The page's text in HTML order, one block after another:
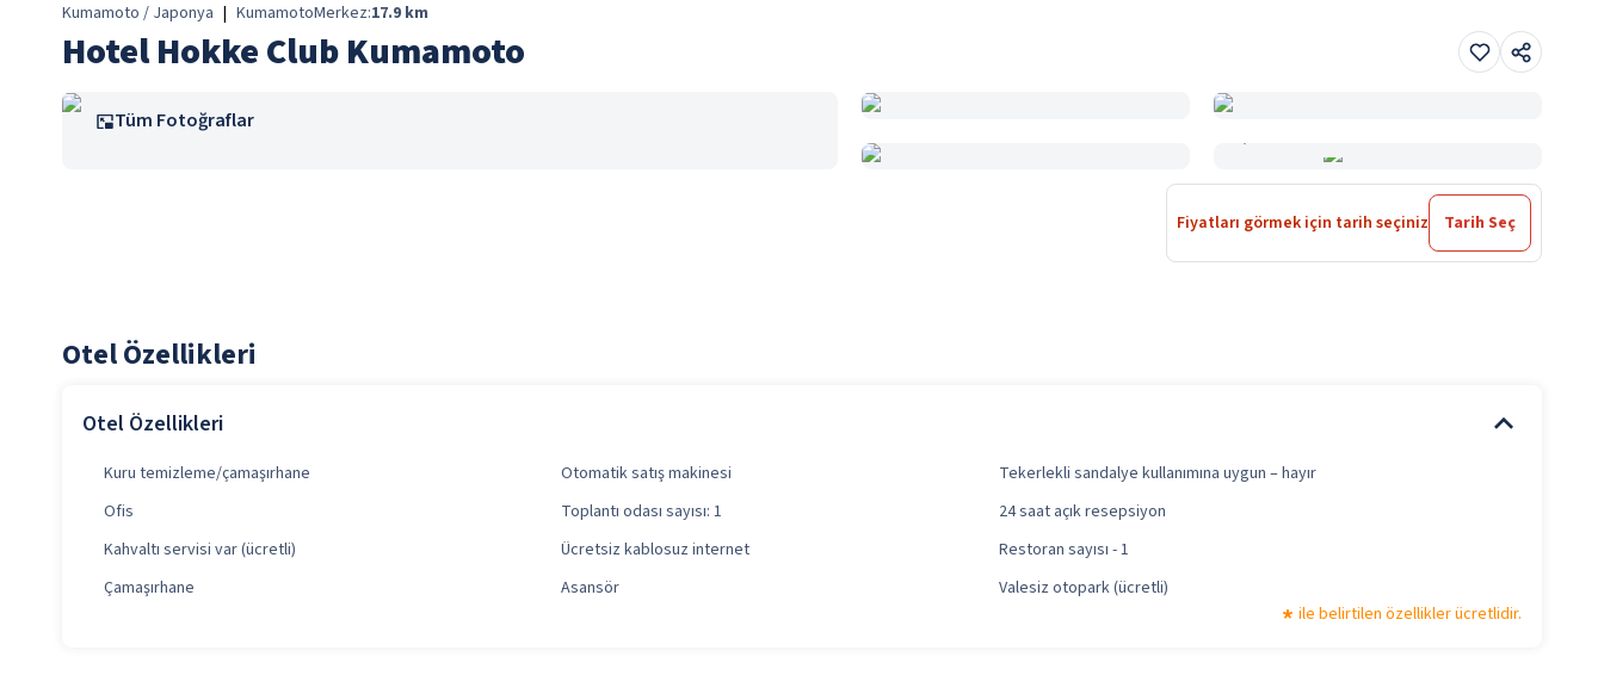
Kumamoto / Japonya | KumamotoMerkez:17.9 km
Hotel Hokke Club Kumamoto
Tüm Fotoğraflar
Fiyatları görmek için tarih seçiniz Tarih Seç
Otel Özellikleri
Otel Özellikleri
Kuru temizleme/çamaşırhane Otomatik satış makinesi
Tekerlekli sandalye kullanımına uygun – hayır
Ofis
Toplantı odası sayısı: 1
24 saat açık resepsiyon
Kahvaltı servisi var (ücretli)
Ücretsiz kablosuz internet
Restoran sayısı - 1
Çamaşırhane
Asansör
Valesiz otopark (ücretli)
ile belirtilen özellikler ücretlidir.